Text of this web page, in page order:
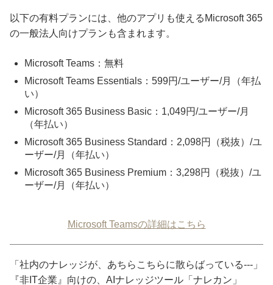
以下の有料プランには、他のアプリも使えるMicrosoft 365
の一般法人向けプランも含まれます。
Microsoft Teams：無料
Microsoft Teams Essentials：599円/ユーザー/月（年払
い）
Microsoft 365 Business Basic：1,049円/ユーザー/月
（年払い）
Microsoft 365 Business Standard：2,098円（税抜）/ユ
ーザー/月（年払い）
Microsoft 365 Business Premium：3,298円（税抜）/ユ
ーザー/月（年払い）
Microsoft Teamsの詳細はこちら
「社内のナレッジが、あちらこちらに散らばっている---」
『非IT企業』向けの、AIナレッジツール「ナレカン」